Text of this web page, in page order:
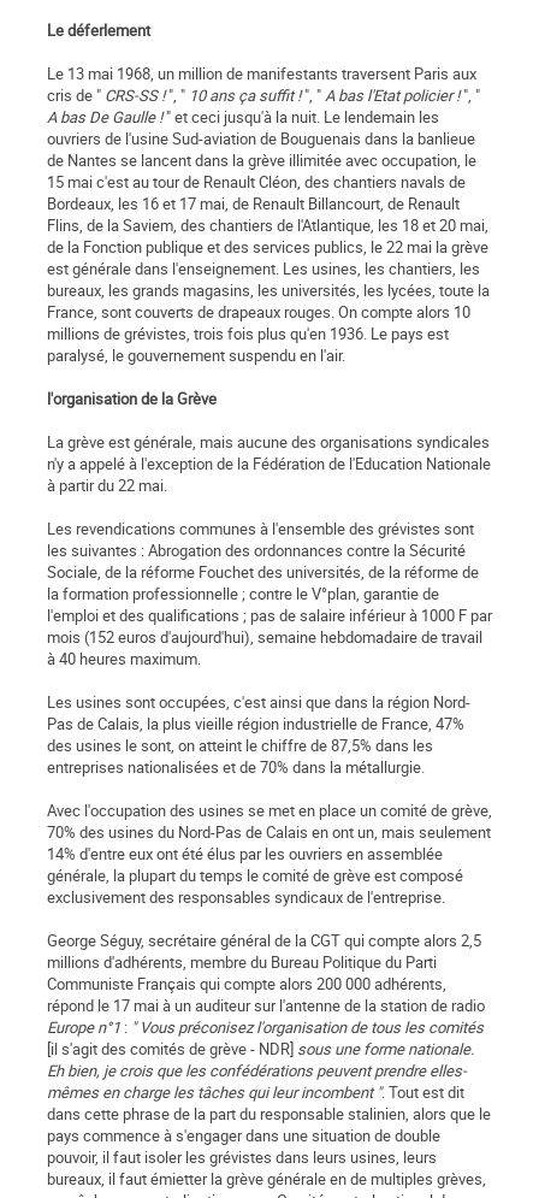
Le déferlement
Le 13 mai 1968, un million de manifestants traversent Paris aux
cris de " CRS-SS !", " 10 ans ça suffit !", "A bas l'Etat policier !", "
A bas De Gaulle !" et ceci jusqu'à la nuit. Le lendemain les
ouvriers de l'usine Sud-aviation de Bouguenais dans la banlieue
de Nantes se lancent dans la grève illimitée avec occupation, le
15 mai c'est au tour de Renault Cléon, des chantiers navals de
Bordeaux, les 16 et 17 mai, de Renault Billancourt, de Renault
Flins, de la Saviem, des chantiers de l'Atlantique, les 18 et 20 mai,
de la Fonction publique et des services publics, le 22 mai la grève
est générale dans l'enseignement. Les usines, les chantiers, les
bureaux, les grands magasins, les universités, les lycées, toute la
France, sont couverts de drapeaux rouges. On compte alors 10
millions de grévistes, trois fois plus qu'en 1936. Le pays est
paralysé, le gouvernement suspendu en l'air.
l'organisation de la Grève
La grève est générale, mais aucune des organisations syndicales
n'y a appelé à l'exception de la Fédération de l'Education Nationale
à partir du 22 mai.
Les revendications communes à l'ensemble des grévistes sont
les suivantes : Abrogation des ordonnances contre la Sécurité
Sociale, de la réforme Fouchet des universités, de la réforme de
la formation professionnelle ; contre le V°plan, garantie de
l'emploi et des qualifications ; pas de salaire inférieur à 1000 F par
mois (152 euros d'aujourd'hui), semaine hebdomadaire de travail
à 40 heures maximum.
Les usines sont occupées, c'est ainsi que dans la région Nord-
Pas de Calais, la plus vieille région industrielle de France, 47%
des usines le sont, on atteint le chiffre de 87,5% dans les
entreprises nationalisées et de 70% dans la métallurgie.
Avec l'occupation des usines se met en place un comité de grève,
70% des usines du Nord-Pas de Calais en ont un, mais seulement
14% d'entre eux ont été élus par les ouvriers en assemblée
générale, la plupart du temps le comité de grève est composé
exclusivement des responsables syndicaux de l'entreprise.
George Séguy, secrétaire général de la CGT qui compte alors 2,5
millions d'adhérents, membre du Bureau Politique du Parti
Communiste Français qui compte alors 200 000 adhérents,
répond le 17 mai à un auditeur sur l'antenne de la station de radio
Europe n°1 : " Vous préconisez l'organisation de tous les comités
[il s'agit des comités de grève - NDR] sous une forme nationale.
Eh bien, je crois que les confédérations peuvent prendre elles-
mêmes en charge les tâches qui leur incombent ". Tout est dit
dans cette phrase de la part du responsable stalinien, alors que le
pays commence à s'engager dans une situation de double
pouvoir, il faut isoler les grévistes dans leurs usines, leurs
bureaux, il faut émietter la grève générale en de multiples grèves,